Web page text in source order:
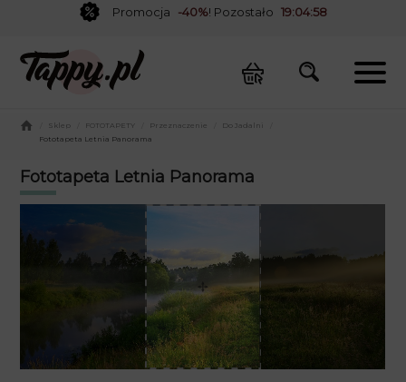
Promocja -40%! Pozostało 19:04:58
Sklep FOTOTAPETY Przeznaczenie Do Jadalni
Fototapeta Letnia Panorama
Fototapeta Letnia Panorama